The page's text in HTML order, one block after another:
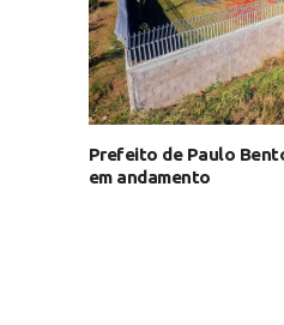
Prefeito de Paulo
em andamento